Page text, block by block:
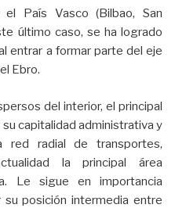
el País Vasco (Bilbao, San
último caso, se ha logrado
entrar a formar parte del eje
Ebro.
del interior, el principal
capitalidad administrativa y
radial de transportes,
la principal área
Le sigue en importancia
su posición intermedia entre